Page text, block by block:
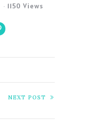
1150 Views
NEXT POST